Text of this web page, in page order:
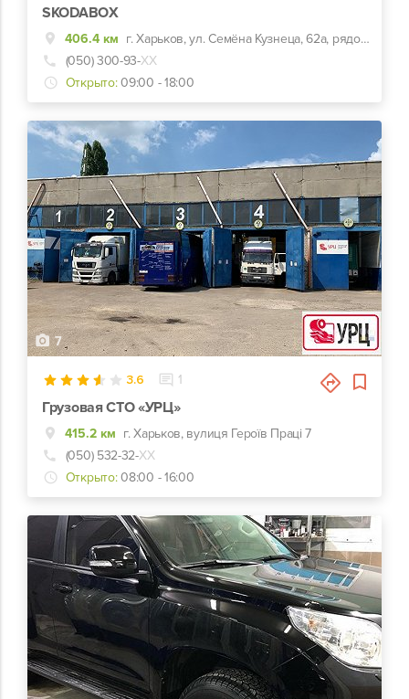
SKODABOX
406.4 км
г. Харьков, ул. Семёна Кузнеца, 62а, рядом Воробьевы горы на Полях и Барс
(050) 300-93-ХХ
Открыто: 09:00 - 18:00
7
3.6 1
Грузовая СТО «УРЦ»
415.2 км г. Харьков, вулиця Героїв Праці 7
(050) 532-32-ХХ
Открыто: 08:00 - 16:00